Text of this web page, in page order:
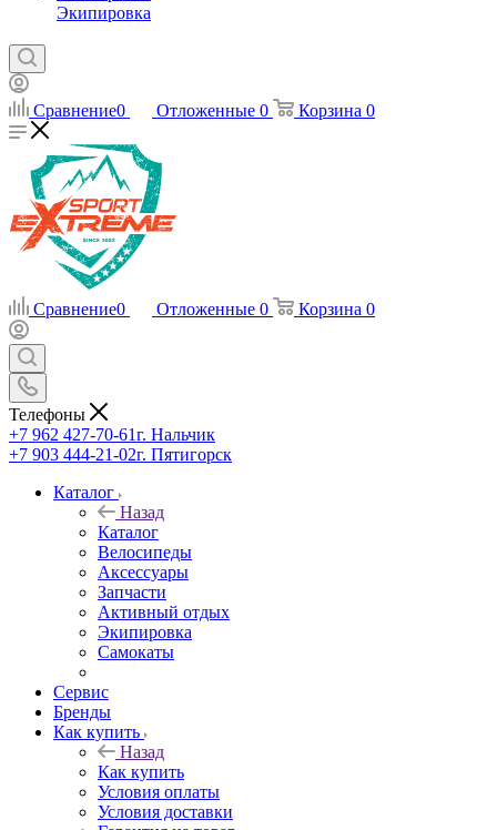
Экипировка
Сравнение0 Отложенные 0 Корзина 0
Сравнение0 Отложенные 0 Корзина 0
Телефоны
+7 962 427-70-61г. Нальчик
+7 903 444-21-02г. Пятигорск
Каталог
Назад
Каталог
Велосипеды
Аксессуары
Запчасти
Активный отдых
Экипировка
Самокаты
Сервис
Бренды
Как купить
Назад
Как купить
Условия оплаты
Условия доставки